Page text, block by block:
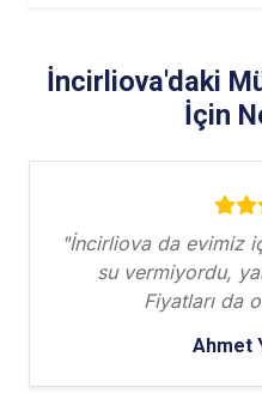
İncirliova'daki
İçin
"İncirliova da evimiz
su vermiyordu,
Fiyatları da
Ahmet